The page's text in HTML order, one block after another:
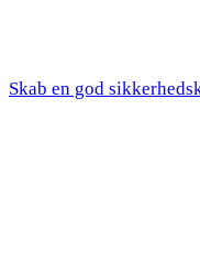
Skab en god